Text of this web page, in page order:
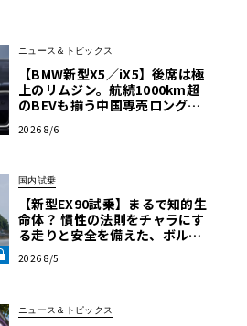
ニュース＆トピックス
【BMW新型X5／iX5】後席は極
上のリムジン。航続1000km超
のBEVも揃う中国専売ロング仕
2026 8/6
国内試乗
【新型EX90試乗】まるで知的生
命体？ 慣性の法則をチャラにす
る走りと安全を備えた、ボルボ
AB》
2026 8/5
ニュース＆トピックス